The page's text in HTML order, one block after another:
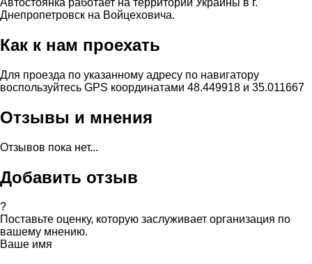
Автостоянка работает на территории Украины в г.
Днепропетровск на Войцеховича.
Как к нам проехать
Для проезда по указанному адресу по навигатору
воспользуйтесь GPS координатами 48.449918 и 35.011667
Отзывы и мнения
Отзывов пока нет...
Добавить отзыв
?
Поставьте оценку, которую заслуживает организация по
вашему мнению.
Ваше имя